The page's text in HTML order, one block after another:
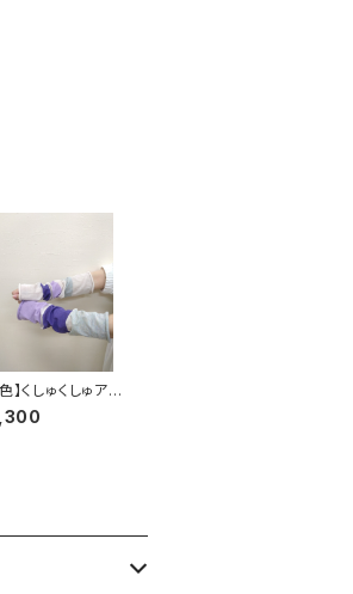
】くしゅくしゅアー
バー ぶどう